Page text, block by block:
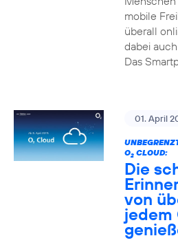
mobile
überall
dabei
Das
01. April
O2CLOUD:
Die
von
jedem